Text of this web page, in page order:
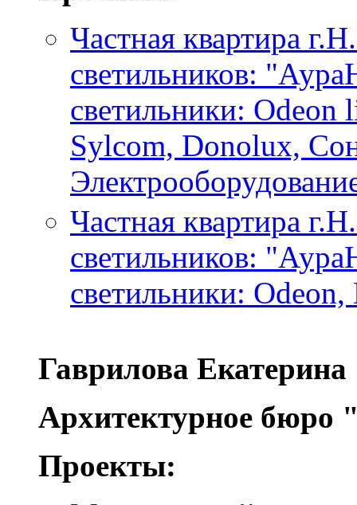
Частная квартира
светильников:
светильники:
Sylcom, Donolux,
Частная квартира
светильников:
светильники:
Гаврилова Екатерина
Архитектурное
Проекты: